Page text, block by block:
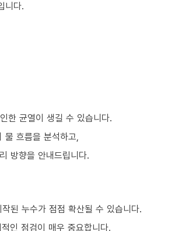
니다.
한 균열이 생길 수 있습니다.
물 흐름을 분석하고,
방향을 안내드립니다.
된 누수가 점점 확산될 수 있습니다.
인 점검이 매우 중요합니다.